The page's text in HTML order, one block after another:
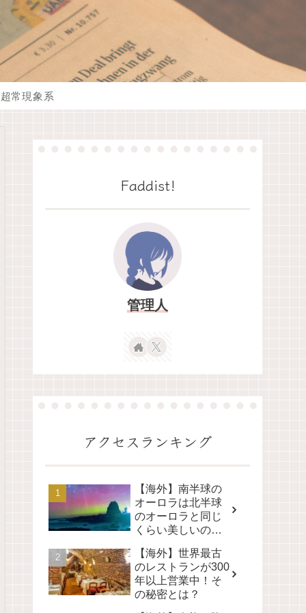
超常現象系
Faddist!
管理人
アクセスランキング
【海外】南半球の
オーロラは北半球
のオーロラと同じ
くらい美しいの
る！
【海外】世界最古
のレストランが300
年以上営業中！そ
の秘密とは？